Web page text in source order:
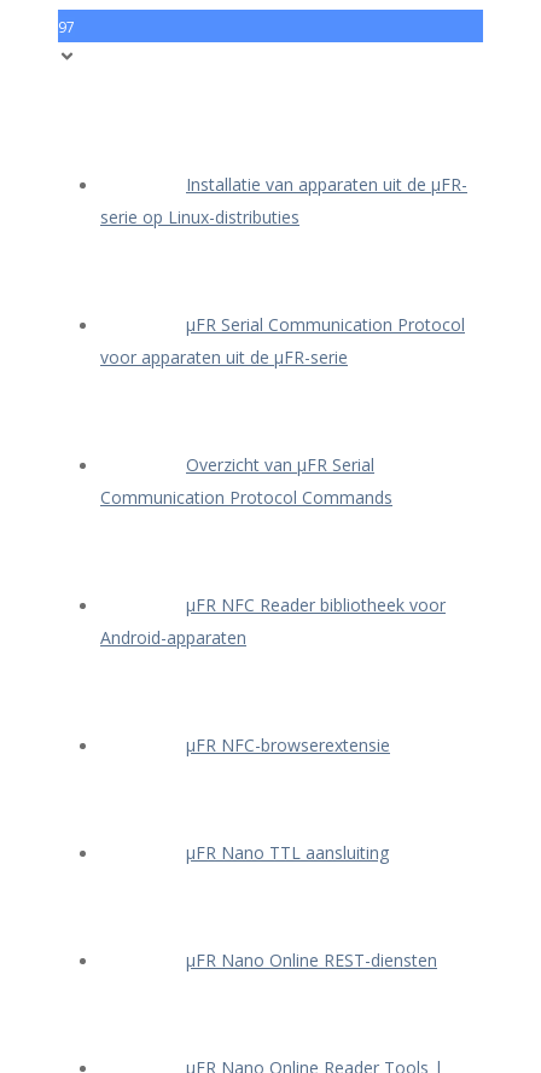
97
Installatie van apparaten uit de μFR-
serie op Linux-distributies
μFR Serial Communication Protocol
voor apparaten uit de μFR-serie
Overzicht van μFR Serial
Communication Protocol Commands
μFR NFC Reader bibliotheek voor
Android-apparaten
μFR NFC-browserextensie
μFR Nano TTL aansluiting
μFR Nano Online REST-diensten
μFR Nano Online Reader Tools |